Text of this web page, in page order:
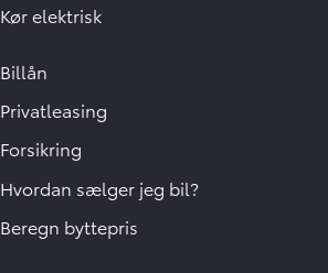
Kør elektrisk
Billån
Privatleasing
Forsikring
Hvordan sælger jeg bil?
Beregn byttepris